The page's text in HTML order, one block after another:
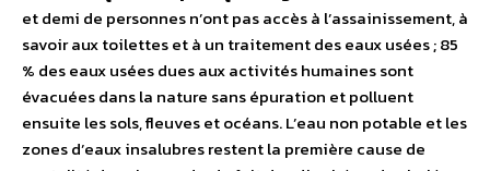
et demi de personnes n’ont pas accès à l’assainissement, à
savoir aux toilettes et à un traitement des eaux usées ; 85
% des eaux usées dues aux activités humaines sont
évacuées dans la nature sans épuration et polluent
ensuite les sols, fleuves et océans. L’eau non potable et les
zones d’eaux insalubres restent la première cause de